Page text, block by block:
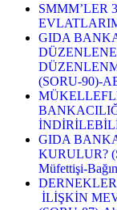
SMMM’LER
GIDA
(SORU-90)-
GIDA
KURULUR?
Müfettişi-
İLİŞKİN